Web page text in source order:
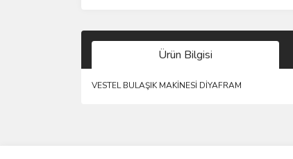
Ürün Bilgisi
VESTEL BULAŞIK MAKİNESİ DİYAFRAM